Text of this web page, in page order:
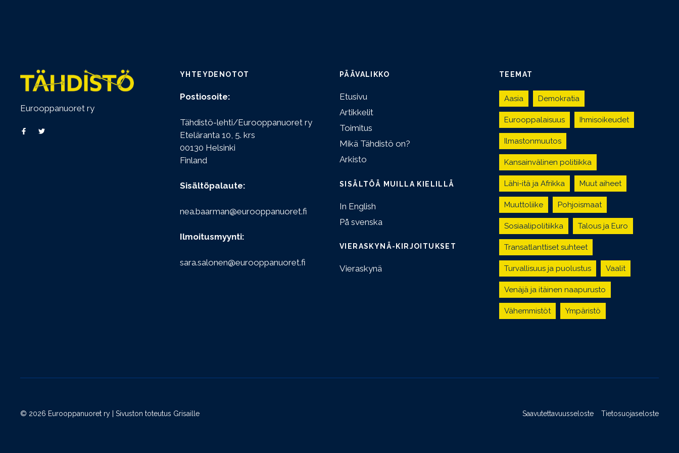
Eurooppanuoret ry
YHTEYDENOTOT
Postiosoite:
Tähdistö-lehti/Eurooppanuoret ry
Eteläranta 10, 5. krs
00130 Helsinki
Finland
Sisältöpalaute:
nea.baarman@eurooppanuoret.fi
Ilmoitusmyynti:
sara.salonen@eurooppanuoret.fi
PÄÄVALIKKO
Etusivu
Artikkelit
Toimitus
Mikä Tähdistö on?
Arkisto
SISÄLTÖÄ MUILLA KIELILLÄ
In English
På svenska
VIERASKYNÄ-KIRJOITUKSET
Vieraskynä
TEEMAT
Aasia Demokratia
Eurooppalaisuus Ihmisoikeudet
Ilmastonmuutos
Kansainvälinen politiikka
Lähi-itä ja Afrikka Muut aiheet
Muuttoliike Pohjoismaat
Sosiaalipolitiikka Talous ja Euro
Transatlanttiset suhteet
Turvallisuus ja puolustus Vaalit
Venäjä ja itäinen naapurusto
Vähemmistöt Ympäristö
© 2026 Eurooppanuoret ry | Sivuston toteutus Grisaille Saavutettavuusseloste Tietosuojaseloste